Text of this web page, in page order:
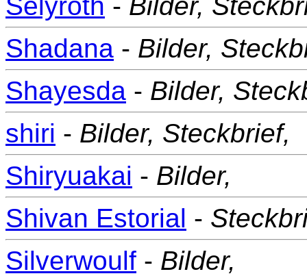
Shadana - Bilder,
Shayesda - Bilder,
shiri - Bilder, Steckbrief,
Shiryuakai - Bilder,
Shivan Estorial -
Silverwoulf - Bilder,